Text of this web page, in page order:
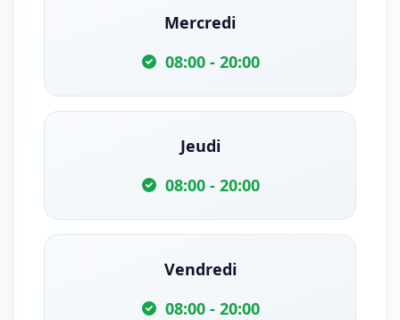
Mercredi
08:00 - 20:00
Jeudi
08:00 - 20:00
Vendredi
08:00 - 20:00